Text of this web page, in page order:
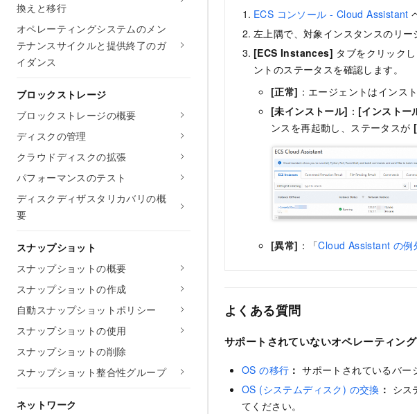
換えと移行
オペレーティングシステムのメン
テナンスサイクルと提供終了のガ
イダンス
ブロックストレージ
ブロックストレージの概要
ディスクの管理
クラウドディスクの拡張
パフォーマンスのテスト
ディスクディザスタリカバリの概
要
スナップショット
スナップショットの概要
スナップショットの作成
自動スナップショットポリシー
スナップショットの使用
スナップショットの削除
スナップショット整合性グループ
ネットワーク
ECS コンソール - Cloud Assistant
左上隅で、対象インスタンスのリー
[ECS Instances] タブをクリック
ントのステータスを確認します。
[正常] ：エージェントはインス
[未インストール] ： [インストー
ンスを再起動し、ステータスが
[異常] ：「Cloud Assistant の例
よくある質問
サポートされていないオペレーティン
OS の移行 ： サポートされているバー
OS (システムディスク) の交換 ： シス
てください。